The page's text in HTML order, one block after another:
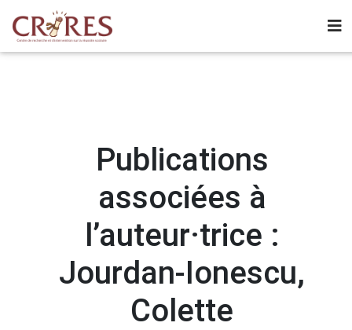
Publications
associées à
l’auteur·trice :
Jourdan-Ionescu,
Colette